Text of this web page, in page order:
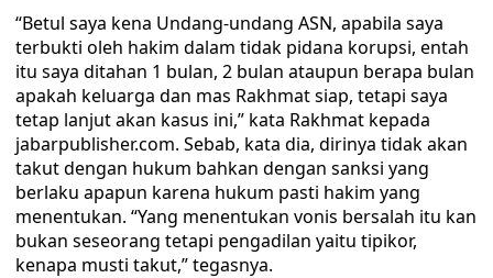
“Betul saya kena Undang-undang ASN, apabila saya
terbukti oleh hakim dalam tidak pidana korupsi, entah
itu saya ditahan 1 bulan, 2 bulan ataupun berapa bulan
apakah keluarga dan mas Rakhmat siap, tetapi saya
tetap lanjut akan kasus ini,” kata Rakhmat kepada
jabarpublisher.com. Sebab, kata dia, dirinya tidak akan
takut dengan hukum bahkan dengan sanksi yang
berlaku apapun karena hukum pasti hakim yang
menentukan. “Yang menentukan vonis bersalah itu kan
bukan seseorang tetapi pengadilan yaitu tipikor,
kenapa musti takut,” tegasnya.